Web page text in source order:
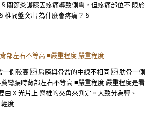
關節炎護膝因疼痛導致側彎，但疼痛部位不 限於
椎間盤突出 為什麼會疼痛？ §
部左右不等高 ■嚴重程度 嚴重程度
側較高  肩膀與骨盆的中線不相同  肋骨一側
彎腰時背部左右不等高 ■嚴重程度 嚴重程度是看
由 X 光片上 脊椎的夾角來判定。大致分為輕、
度